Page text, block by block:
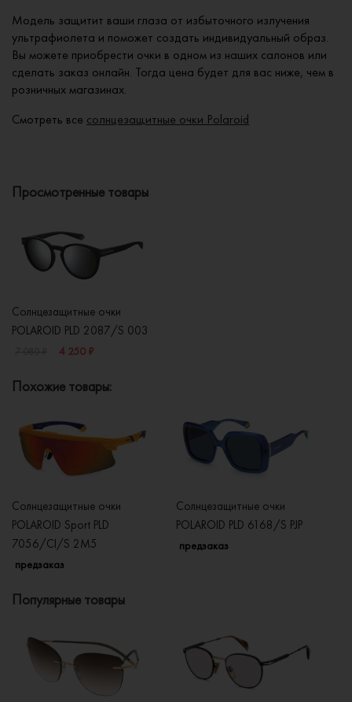
Модель защитит ваши глаза от избыточного излучения
ультрафиолета и поможет создать индивидуальный образ.
Вы можете приобрести очки в одном из наших салонов или
сделать заказ онлайн. Тогда цена будет для вас ниже, чем в
розничных магазинах.
Смотреть все солнцезащитные очки Polaroid
Просмотренные товары
Солнцезащитные очки
POLAROID PLD 2087/S 003
4 250 ₽
Похожие товары:
Солнцезащитные очки
POLAROID Sport PLD
7056/CI/S 2M5
предзаказ
Солнцезащитные очки
POLAROID PLD 6168/S PJP
предзаказ
Популярные товары